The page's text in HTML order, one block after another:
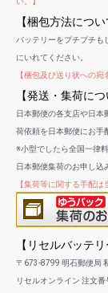
【梱包方法につい
バッテリーをプチプチも
にいれてください。
【梱包及び送り状への
【発送・集荷につ
日本郵便の各支店や日本
荷依頼を日本郵便にお手
※小型でしたら全国一律
日本郵便集荷のお申し込
【集荷等に関する手配は
【リセルバッテリ
〒673-8799 明石郵便局
リセルオンライン 注文